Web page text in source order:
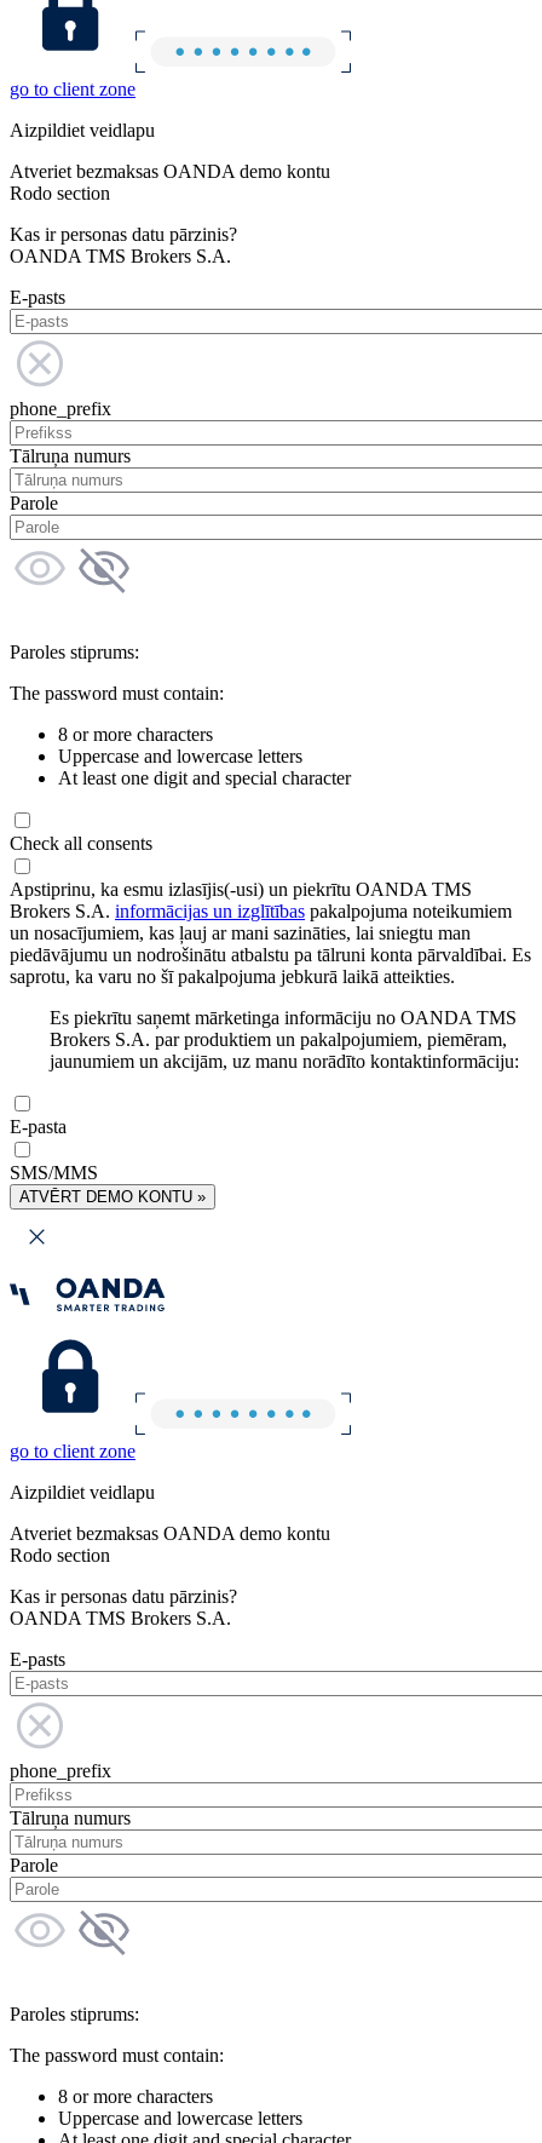
go to client zone
Aizpildiet veidlapu
Atveriet bezmaksas OANDA demo kontu
Rodo section
Kas ir personas datu pārzinis?
OANDA TMS Brokers S.A.
E-pasts
phone_prefix
Tālruņa numurs
Parole
Paroles stiprums:
The password must contain:
8 or more characters
Uppercase and lowercase letters
At least one digit and special character
Check all consents
Apstiprinu, ka esmu izlasījis(-usi) un piekrītu OANDA TMS
Brokers S.A. informācijas un izglītības pakalpojuma noteikumiem
un nosacījumiem, kas ļauj ar mani sazināties, lai sniegtu man
piedāvājumu un nodrošinātu atbalstu pa tālruni konta pārvaldībai. Es
saprotu, ka varu no šī pakalpojuma jebkurā laikā atteikties.
Es piekrītu saņemt mārketinga informāciju no OANDA TMS
Brokers S.A. par produktiem un pakalpojumiem, piemēram,
jaunumiem un akcijām, uz manu norādīto kontaktinformāciju:
E-pasta
SMS/MMS
ATVĒRT DEMO KONTU »
go to client zone
Aizpildiet veidlapu
Atveriet bezmaksas OANDA demo kontu
Rodo section
Kas ir personas datu pārzinis?
OANDA TMS Brokers S.A.
E-pasts
phone_prefix
Tālruņa numurs
Parole
Paroles stiprums:
The password must contain:
8 or more characters
Uppercase and lowercase letters